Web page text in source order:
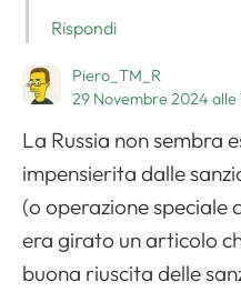
Rispondi
Piero_TM_R
29 Novembre 2024 alle
La Russia non sembra
impensierita dalle
(o operazione speciale
era girato un articolo
buona riuscita delle